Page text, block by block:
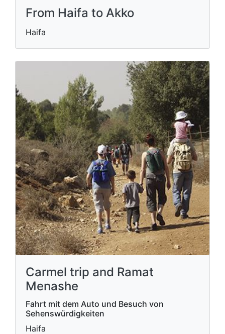
From Haifa to Akko
Haifa
Carmel trip and Ramat
Menashe
Fahrt mit dem Auto und Besuch von
Sehenswürdigkeiten
Haifa